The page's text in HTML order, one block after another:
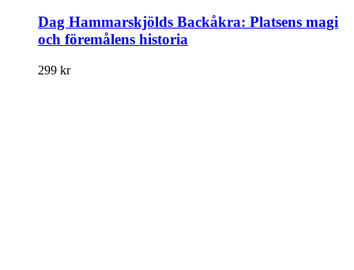
Dag Hammarskjölds Backåkra: Platsens magi
och föremålens historia
299 kr